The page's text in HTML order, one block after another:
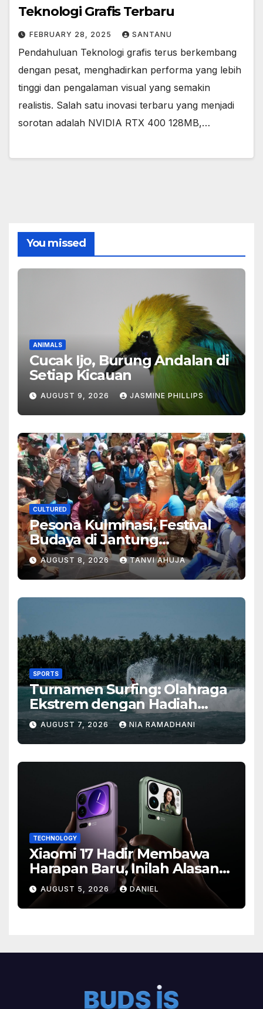
Teknologi Grafis Terbaru
FEBRUARY 28, 2025 SANTANU
Pendahuluan Teknologi grafis terus berkembang
dengan pesat, menghadirkan performa yang lebih
tinggi dan pengalaman visual yang semakin
realistis. Salah satu inovasi terbaru yang menjadi
sorotan adalah NVIDIA RTX 400 128MB,…
You missed
ANIMALS
Cucak Ijo, Burung Andalan di
Setiap Kicauan
AUGUST 9, 2026 JASMINE PHILLIPS
CULTURED
Pesona Kulminasi, Festival
Budaya di Jantung
Kalimantan
AUGUST 8, 2026 TANVI AHUJA
SPORTS
Turnamen Surfing: Olahraga
Ekstrem dengan Hadiah
Besar
AUGUST 7, 2026 NIA RAMADHANI
TECHNOLOGY
Xiaomi 17 Hadir Membawa
Harapan Baru, Inilah Alasan
Banyak Orang Menantikan
Ponsel Flagship Ini
AUGUST 5, 2026 DANIEL